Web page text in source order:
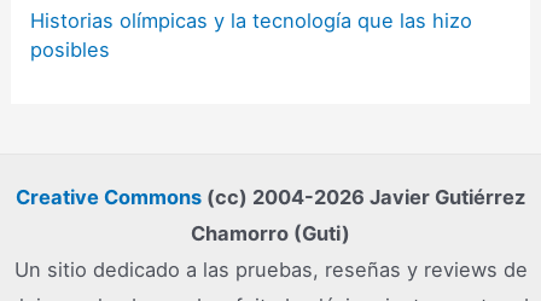
Historias olímpicas y la tecnología que las hizo
posibles
Creative Commons (cc) 2004-2026 Javier Gutiérrez
Chamorro (Guti)
Un sitio dedicado a las pruebas, reseñas y reviews de